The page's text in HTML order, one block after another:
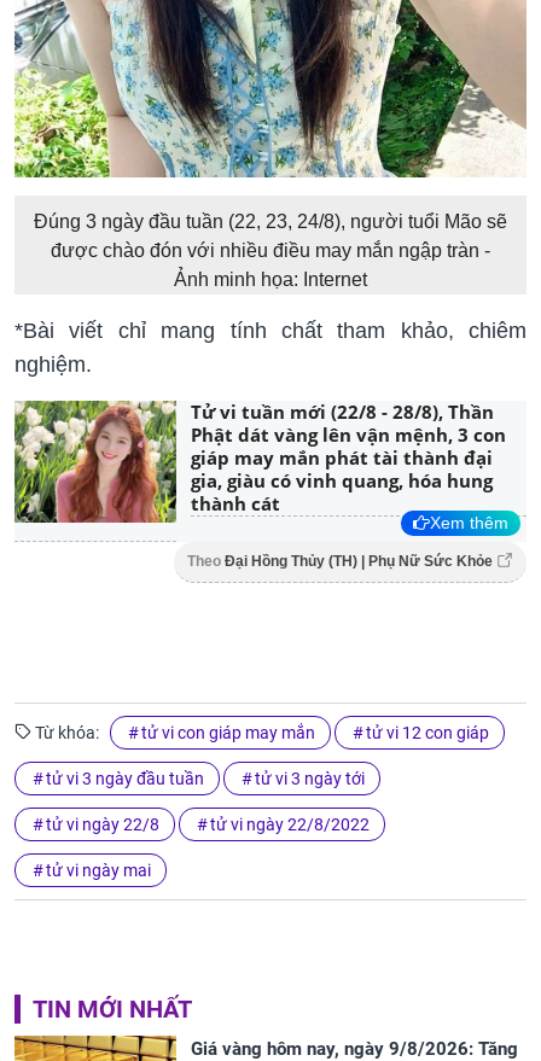
Đúng 3 ngày đầu tuần (22, 23, 24/8), người tuổi Mão sẽ
được chào đón với nhiều điều may mắn ngập tràn -
Ảnh minh họa: Internet
*Bài viết chỉ mang tính chất tham khảo, chiêm
nghiệm.
Tử vi tuần mới (22/8 - 28/8), Thần
Phật dát vàng lên vận mệnh, 3 con
giáp may mắn phát tài thành đại
gia, giàu có vinh quang, hóa hung
thành cát
Xem thêm
Theo Đại Hồng Thủy (TH) | Phụ Nữ Sức Khỏe
Từ khóa: tử vi con giáp may mắn tử vi 12 con giáp
tử vi 3 ngày đầu tuần tử vi 3 ngày tới
tử vi ngày 22/8 tử vi ngày 22/8/2022
tử vi ngày mai
TIN MỚI NHẤT
Giá vàng hôm nay, ngày 9/8/2026: Tăng